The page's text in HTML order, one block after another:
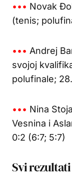
••• Novak
(tenis;
••• Andrej
svojoj
polufinale;
••• Nina
Vesnina i
0:2 (6:7; 5:7)
Svi